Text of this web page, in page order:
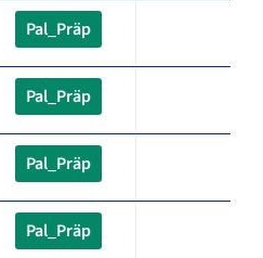
Pal_Präp
Pal_Präp
Pal_Präp
Pal_Präp